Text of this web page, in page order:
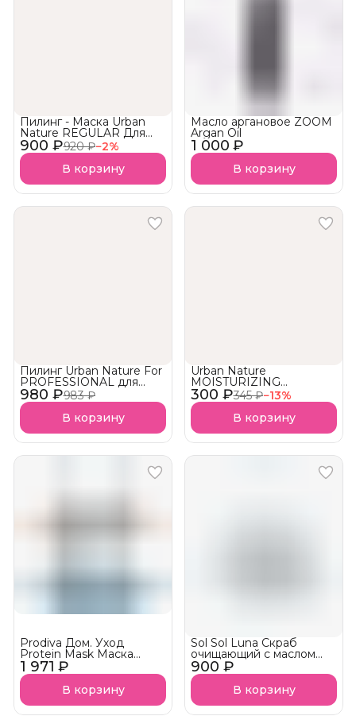
900 ₽920 ₽−2%
Пилинг - Маска Urban
Nature REGULAR Для
домашнего применения
В корзину
1 000 ₽
Масло аргановое ZOOM
Argan Oil
В корзину
980 ₽983 ₽
Пилинг Urban Nature For
PROFESSIONAL для
кожи головы
В корзину
300 ₽345 ₽−13%
Urban Nature
MOISTURIZING
Кондиционер
Увлажняющий АКЦИЯ!
В корзину
1 971 ₽
Prodiva Дом. Уход
Protein Mask Маска
протеиновой
реконструкции для сухих
В корзину
900 ₽
Sol Sol Luna Скраб
очищающий с маслом
миндаля
В корзину